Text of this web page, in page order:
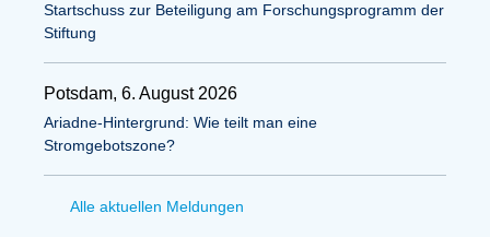
Startschuss zur Beteiligung am Forschungsprogramm der
Stiftung
Potsdam, 6. August 2026
Ariadne-Hintergrund: Wie teilt man eine
Stromgebotszone?
Alle aktuellen Meldungen